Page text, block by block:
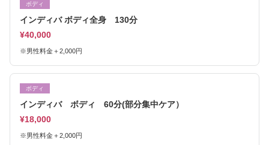
ボディ
インディバ ボディ全身 130分
¥40,000
※男性料金＋2,000円
ボディ
インディバ ボディ 60分(部分集中ケア）
¥18,000
※男性料金＋2,000円